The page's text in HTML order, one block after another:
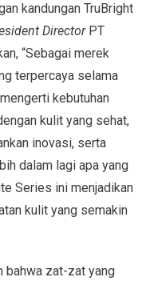
kandungan TruBright
Director PT
“Sebagai merek
terpercaya selama
kebutuhan
kulit yang sehat,
inovasi, serta
dalam lagi apa yang
Series ini menjadikan
kulit yang semakin
bahwa zat-zat yang